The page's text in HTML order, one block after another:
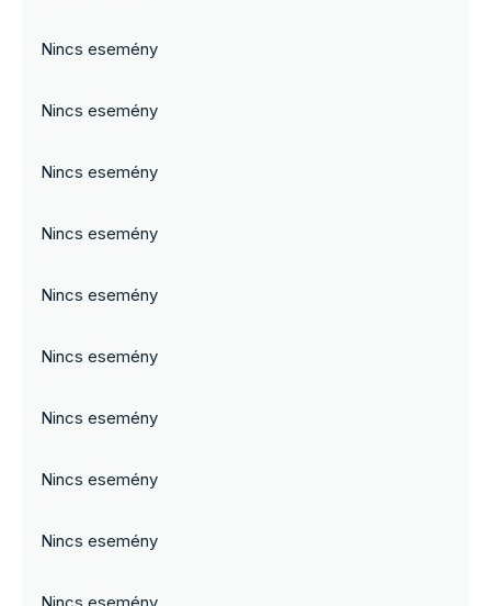
Nincs esemény
Nincs esemény
Nincs esemény
Nincs esemény
Nincs esemény
Nincs esemény
Nincs esemény
Nincs esemény
Nincs esemény